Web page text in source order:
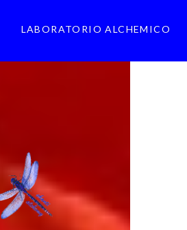
LABORATORIO ALCHEMICO